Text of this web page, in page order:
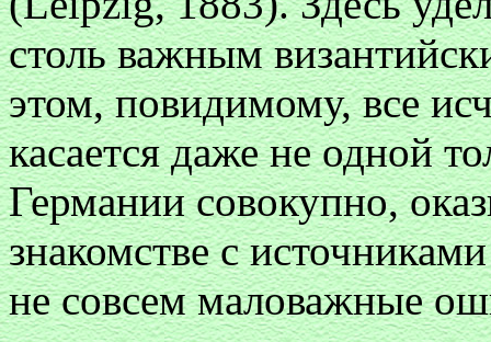
столь важным
этом, повидимому, все
касается даже не одной
Германии совокупно,
знакомстве с
не совсем маловажные